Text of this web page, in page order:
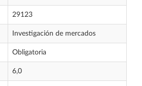
29123
Investigación de mercados
Obligatoria
6,0